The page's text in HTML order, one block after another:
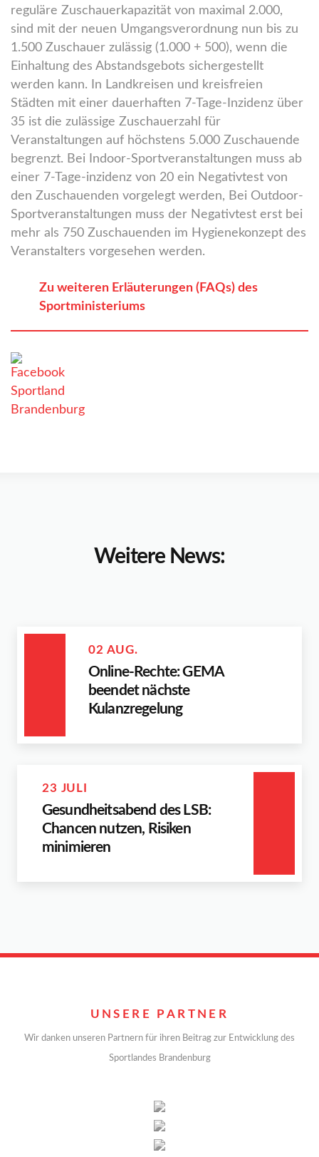
reguläre Zuschauerkapazität von maximal 2.000,
sind mit der neuen Umgangsverordnung nun bis zu
1.500 Zuschauer zulässig (1.000 + 500), wenn die
Einhaltung des Abstandsgebots sichergestellt
werden kann. In Landkreisen und kreisfreien
Städten mit einer dauerhaften 7-Tage-Inzidenz über
35 ist die zulässige Zuschauerzahl für
Veranstaltungen auf höchstens 5.000 Zuschauende
begrenzt. Bei Indoor-Sportveranstaltungen muss ab
einer 7-Tage-inzidenz von 20 ein Negativtest von
den Zuschauenden vorgelegt werden, Bei Outdoor-
Sportveranstaltungen muss der Negativtest erst bei
mehr als 750 Zuschauenden im Hygienekonzept des
Veranstalters vorgesehen werden.
Zu weiteren Erläuterungen (FAQs) des
Sportministeriums
Weitere News:
02 AUG.
Online-Rechte: GEMA
beendet nächste
Kulanzregelung
23 JULI
Gesundheitsabend des LSB:
Chancen nutzen, Risiken
minimieren
UNSERE PARTNER
Wir danken unseren Partnern für ihren Beitrag zur Entwicklung des
Sportlandes Brandenburg